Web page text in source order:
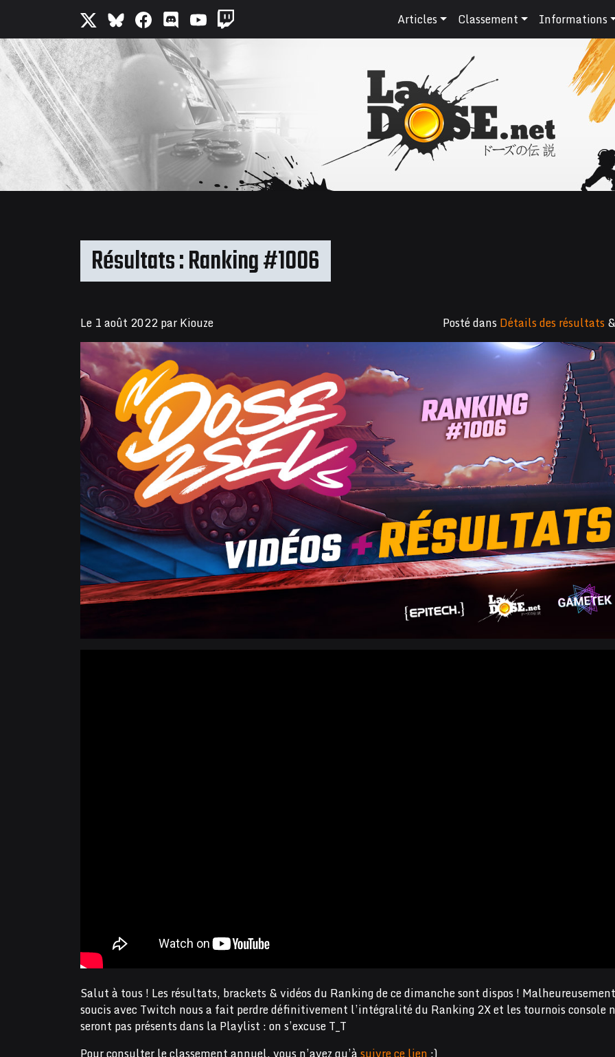
Articles Classement Informations
Résultats : Ranking #1006
Le 1 août 2022parKiouze Posté dansDétails des résultats&
Salut à tous ! Les résultats, brackets & vidéos du Ranking de ce dimanche sont dispos !
soucis avec Twitch nous a fait perdre définitivement l’intégralité du Ranking 2X et les tournois console
seront pas présents dans la Playlist : on s’excuse T_T
Pour consulter le classement annuel, vous n’avez qu’àsuivre ce lien ;)